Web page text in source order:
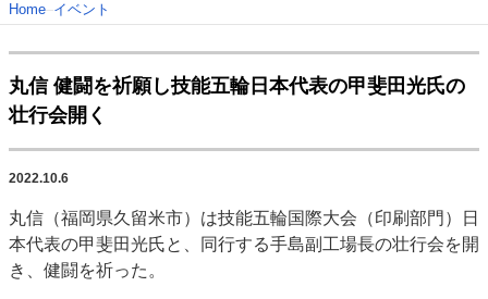
TOP
新着記事
インタビュー
SDGs・地域
ポストプレス ビジネス イベント 信用情報
業界
市場・統計
人事・移転・異動・訃報
Home–イベント
丸信 健闘を祈願し技能五輪日本代表の甲斐田光氏の
壮行会開く
2022.10.6
丸信（福岡県久留米市）は技能五輪国際大会（印刷部門）日
本代表の甲斐田光氏と、同行する手島副工場長の壮行会を開
き、健闘を祈った。